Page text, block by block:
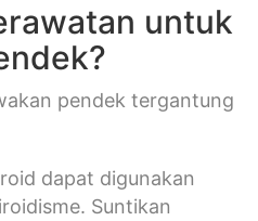
untuk
pendek tergantung
dapat digunakan
Suntikan